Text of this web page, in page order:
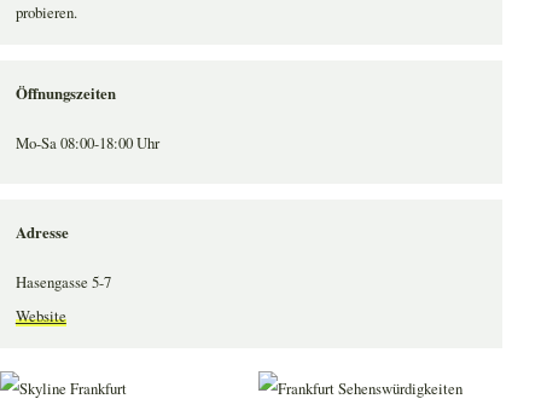
probieren.
Öffnungszeiten
Mo-Sa 08:00-18:00 Uhr
Adresse
Hasengasse 5-7
Website